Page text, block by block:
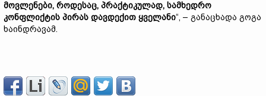
მოვლენები, როდესაც, პრაქტიკულად, სამხედრო
კონფლიქტის პირას დავდექით ყველანი“, – განაცხადა გოგა
ხაინდრავამ.